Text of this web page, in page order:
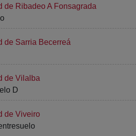
de Ribadeo A Fonsagrada
de Sarria Becerreá
de Vilalba
D
de Viveiro